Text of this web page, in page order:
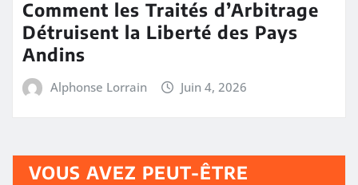
Comment les Traités d’Arbitrage
Détruisent la Liberté des Pays
Andins
Alphonse Lorrain Juin 4, 2026
VOUS AVEZ PEUT-ÊTRE